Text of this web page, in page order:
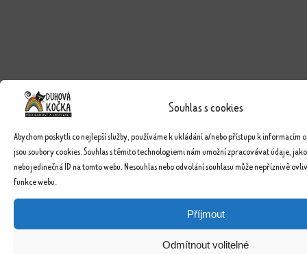
Souhlas s cookies
Abychom poskytli co nejlepší služby, používáme k ukládání a/nebo přístupu k informacím
jsou soubory cookies. Souhlas s těmito technologiemi nám umožní zpracovávat údaje,
nebo jedinečná ID na tomto webu. Nesouhlas nebo odvolání souhlasu může nepříznivě
funkce webu.
Příjmout
Odmítnout volitelné